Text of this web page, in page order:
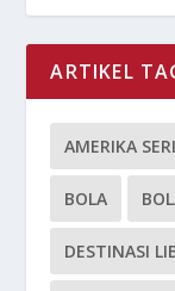
ARTIKEL
AMERIKA
BOLA
DESTINASI